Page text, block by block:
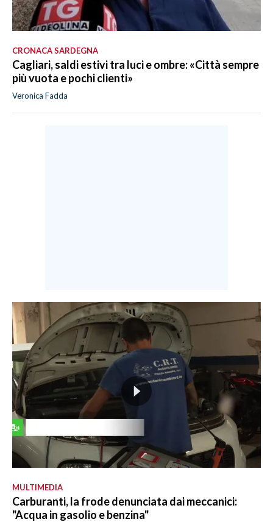
CRONACA SARDEGNA
Cagliari, saldi estivi tra luci e ombre: «Città sempre
più vuota e pochi clienti»
Veronica Fadda
MULTIMEDIA
Carburanti, la frode denunciata dai meccanici:
"Acqua in gasolio e benzina"